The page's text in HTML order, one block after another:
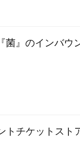
菌』のインバウ
トチケットスト